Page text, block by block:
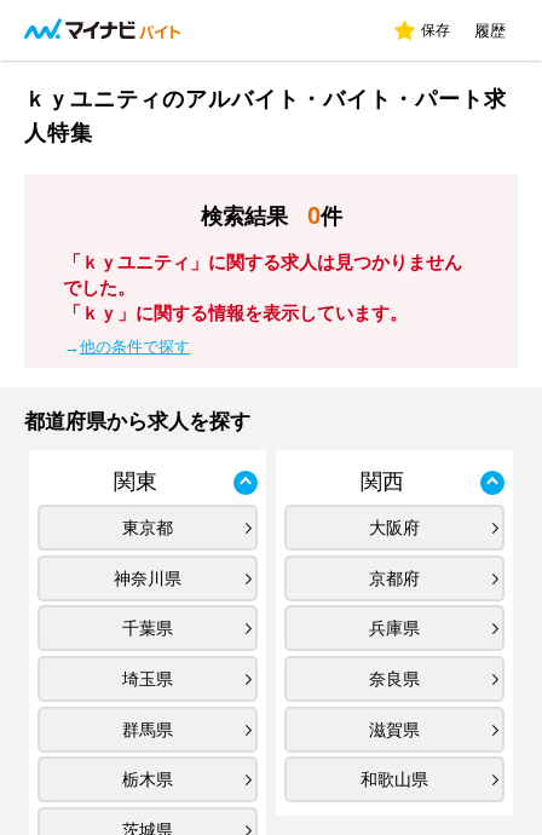
保存 履歴
ｋｙユニティのアルバイト・バイト・パート求
人特集
検索結果 0件
「ｋｙユニティ」に関する求人は見つかりません
でした。
「ｋｙ」に関する情報を表示しています。
→他の条件で探す
都道府県から求人を探す
関東
東京都
神奈川県
千葉県
埼玉県
群馬県
栃木県
茨城県
関西
大阪府
京都府
兵庫県
奈良県
滋賀県
和歌山県